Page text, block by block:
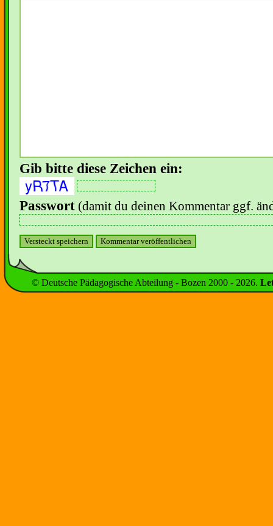
Gib bitte diese Zeichen ein:
Passwort (damit du deinen Kommentar ggf.
© Deutsche Pädagogische Abteilung - Bozen 2000 - 2026.